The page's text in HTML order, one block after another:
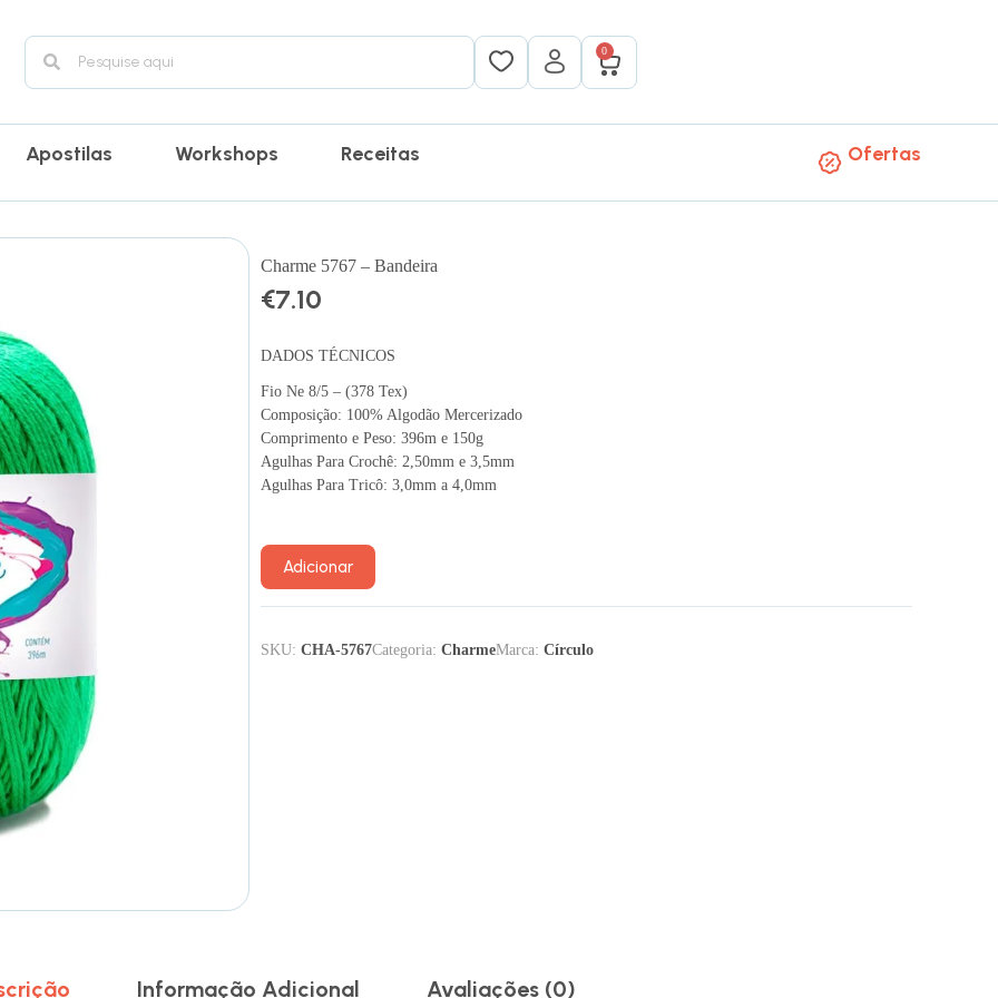
0
Apostilas Workshops Receitas Ofertas
Charme 5767 – Bandeira
€7.10
DADOS TÉCNICOS
Fio Ne 8/5 – (378 Tex)
Composição: 100% Algodão Mercerizado
Comprimento e Peso: 396m e 150g
Agulhas Para Crochê: 2,50mm e 3,5mm
Agulhas Para Tricô: 3,0mm a 4,0mm
Adicionar
SKU: CHA-5767Categoria: CharmeMarca: Círculo
Informação Adicional Avaliações (0)